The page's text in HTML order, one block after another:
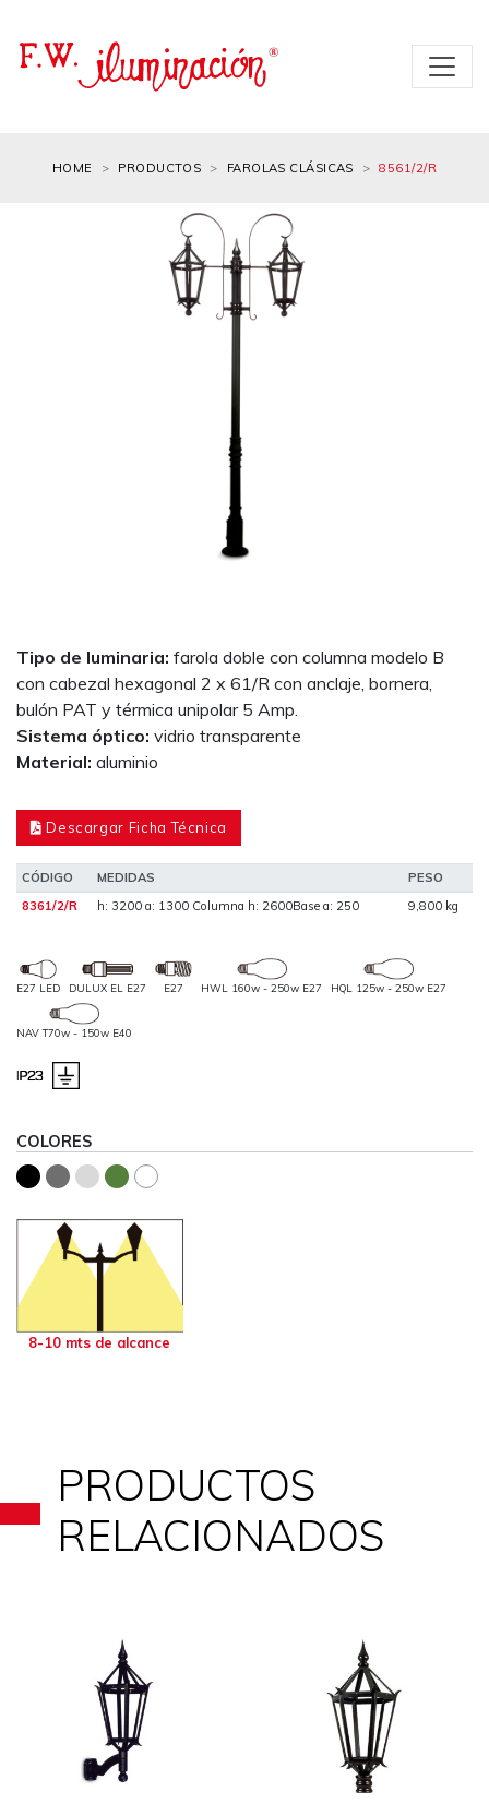
HOME PRODUCTOS FAROLAS CLÁSICAS 8561/2/R
Tipo de luminaria: farola doble con columna modelo B
con cabezal hexagonal 2 x 61/R con anclaje, bornera,
bulón PAT y térmica unipolar 5 Amp.
Sistema óptico: vidrio transparente
Material: aluminio
Descargar Ficha Técnica
CÓDIGO MEDIDAS
PESO
8361/2/R
h: 3200 a: 1300 Columna h: 2600Base a: 250 9,800 kg
E27 LED DULUX EL E27 E27 HWL 160w - 250w E27 HQL 125w - 250w E27
NAV T70w - 150w E40
COLORES
8-10 mts de alcance
PRODUCTOS
RELACIONADOS